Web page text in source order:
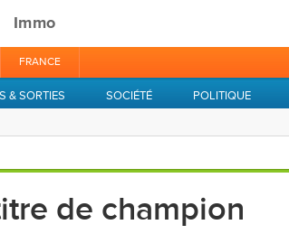
Immo
FRANCE
& SORTIES SOCIÉTÉ POLITIQUE
de champion